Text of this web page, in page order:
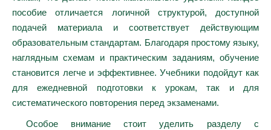
пособие отличается логичной структурой, доступной
подачей материала и соответствует действующим
образовательным стандартам. Благодаря простому языку,
наглядным схемам и практическим заданиям, обучение
становится легче и эффективнее. Учебники подойдут как
для ежедневной подготовки к урокам, так и для
систематического повторения перед экзаменами.
Особое внимание стоит уделить разделу с